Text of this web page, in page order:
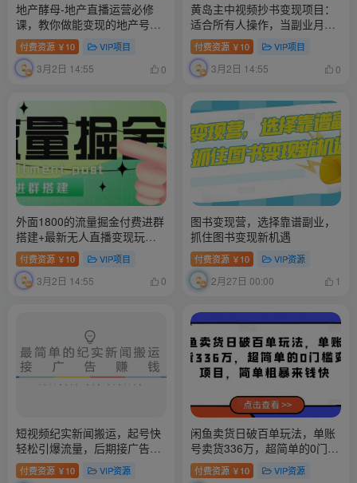
地产酵母-地产直播运营必修
课，教你做能变现的地产号
（直播运营实操+投放+变现合
集）
付费资源 ￥ 10 VIP项目
3月2日 14:55 0
黄岛主中视频抄书变现项目：
适合所有人操作，当副业月入
几千没问题！
付费资源 ￥ 10 VIP项目
3月2日 14:55 0
外面1800的流量掘金付费进群
搭建+最新无人直播变现玩法
【全套源码+详细教程】
付费资源 ￥ 10 VIP项目
3月2日 14:55 0
图书变现营，选择靠谱副业，
抓住图书变现新机遇
付费资源 ￥ 10 VIP资源
2月27日 00:00 1
短视频纪实新闻搬运，起号快
轻松引爆流量，后期接广告变
现付费资源 ￥ 10 VIP资源
闲鱼卖货日破百单玩法，单账
号卖货336万，超简单的0门槛
变现项目，简单粗暴来钱快
付费资源 ￥ 10 VIP资源